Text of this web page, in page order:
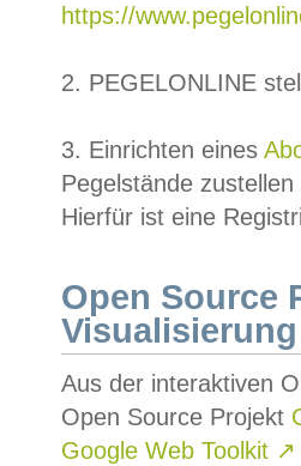
https://
2. PEGELONLINE
3. Einrichten eines
Pegelstände
Hierfür ist eine
Open Source
Visualisierung
Aus der interaktiven
Open Source Projekt
Google Web Toolkit ↗